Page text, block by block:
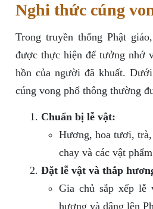
Nghi thức cúng
Trong truyền thống Phật
được thực hiện để tưởng nhớ
hồn của người đã khuất.
cúng vong phổ thông thường
Chuẩn bị lễ vật:
Hương, hoa tươi,
chay và các vật
Đặt lễ vật và thắp
Gia chủ sắp xếp lễ
hương và dâng lên